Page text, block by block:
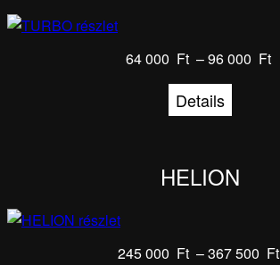
64 000 Ft –96 000 Ft
Details
HELION
245 000 Ft –367 500 Ft